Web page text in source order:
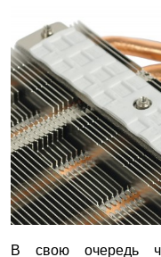
В свою очередь